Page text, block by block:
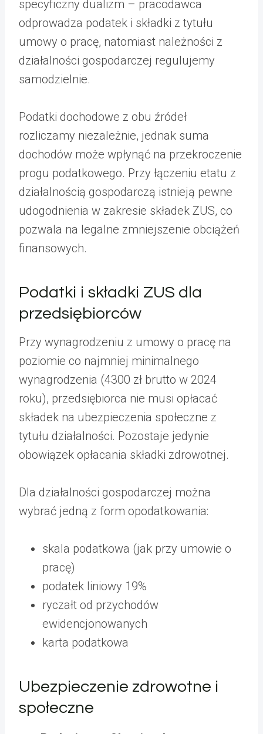
specyficzny dualizm – pracodawca
odprowadza podatek i składki z tytułu
umowy o pracę, natomiast należności z
działalności gospodarczej regulujemy
samodzielnie.
Podatki dochodowe z obu źródeł
rozliczamy niezależnie, jednak suma
dochodów może wpłynąć na przekroczenie
progu podatkowego. Przy łączeniu etatu z
działalnością gospodarczą istnieją pewne
udogodnienia w zakresie składek ZUS, co
pozwala na legalne zmniejszenie obciążeń
finansowych.
Podatki i składki ZUS dla
przedsiębiorców
Przy wynagrodzeniu z umowy o pracę na
poziomie co najmniej minimalnego
wynagrodzenia (4300 zł brutto w 2024
roku), przedsiębiorca nie musi opłacać
składek na ubezpieczenia społeczne z
tytułu działalności. Pozostaje jedynie
obowiązek opłacania składki zdrowotnej.
Dla działalności gospodarczej można
wybrać jedną z form opodatkowania:
skala podatkowa (jak przy umowie o
pracę)
podatek liniowy 19%
ryczałt od przychodów
ewidencjonowanych
karta podatkowa
Ubezpieczenie zdrowotne i
społeczne